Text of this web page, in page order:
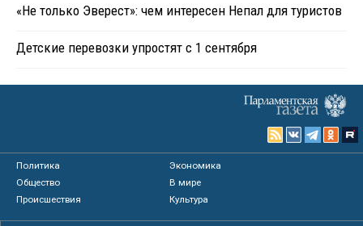
«Не только Эверест»: чем интересен Непал для туристов
Детские перевозки упростят с 1 сентября
Политика
Экономика
Общество
В мире
Происшествия
Культура